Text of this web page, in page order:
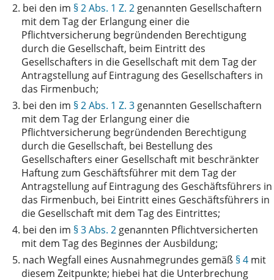
2. bei den im § 2 Abs. 1 Z. 2 genannten Gesellschaftern
mit dem Tag der Erlangung einer die
Pflichtversicherung begründenden Berechtigung
durch die Gesellschaft, beim Eintritt des
Gesellschafters in die Gesellschaft mit dem Tag der
Antragstellung auf Eintragung des Gesellschafters in
das Firmenbuch;
3. bei den im § 2 Abs. 1 Z. 3 genannten Gesellschaftern
mit dem Tag der Erlangung einer die
Pflichtversicherung begründenden Berechtigung
durch die Gesellschaft, bei Bestellung des
Gesellschafters einer Gesellschaft mit beschränkter
Haftung zum Geschäftsführer mit dem Tag der
Antragstellung auf Eintragung des Geschäftsführers in
das Firmenbuch, bei Eintritt eines Geschäftsführers in
die Gesellschaft mit dem Tag des Eintrittes;
4. bei den im § 3 Abs. 2 genannten Pflichtversicherten
mit dem Tag des Beginnes der Ausbildung;
5. nach Wegfall eines Ausnahmegrundes gemäß § 4 mit
diesem Zeitpunkte; hiebei hat die Unterbrechung